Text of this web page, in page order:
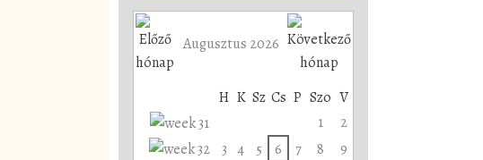
Augusztus 2026
H K Sz Cs P Szo V
1
2
3 4 5 6 7 8
9